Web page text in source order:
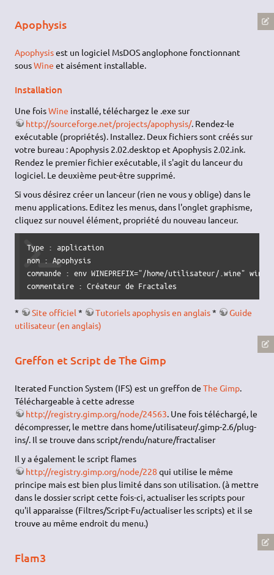
Apophysis
Apophysisest un logiciel MsDOS anglophone fonctionnant
sousWine et aisément installable.
Installation
Une foisWine installé, téléchargez le .exe sur
http://sourceforge.net/projects/apophysis/. Rendez-le
exécutable (propriétés). Installez. Deux fichiers sont créés sur
votre bureau : Apophysis 2.02.desktop et Apophysis 2.02.ink.
Rendez le premier fichier exécutable, il s'agit du lanceur du
logiciel. Le deuxième peut-être supprimé.
Si vous désirez créer un lanceur (rien ne vous y oblige) dans le
menu applications. Editez les menus, dans l'onglet graphisme,
cliquez sur nouvel élément, propriété du nouveau lanceur.
Type : application
nom : Apophysis
commande : env WINEPREFIX="/home/utilisateur/.wine"
commentaire : Créateur de Fractales
* Site officiel * Tutoriels apophysis en anglais*
Guide
utilisateur (en anglais)
Greffon et Script de The Gimp
Iterated Function System (IFS) est un greffon deThe Gimp.
Téléchargeable à cette adresse
http://registry.gimp.org/node/24563. Une fois téléchargé, le
décompresser, le mettre dans home/utilisateur/.gimp-2.6/plug-
ins/. Il se trouve dans script/rendu/nature/fractaliser
Il y a également le script flames
http://registry.gimp.org/node/228 qui utilise le même
principe mais est bien plus limité dans son utilisation. (à mettre
dans le dossier script cette fois-ci, actualiser les scripts pour
qu'il apparaisse (Filtres/Script-Fu/actualiser les scripts) et il se
trouve au même endroit du menu.)
Flam3